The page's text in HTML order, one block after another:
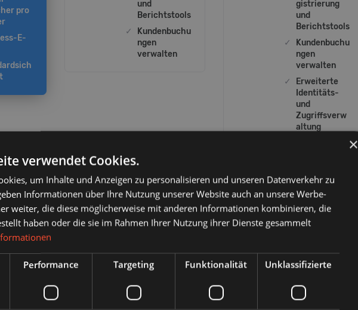
pro
E-
und
Berichtstools
✓
Kundenbuchu
ngen
verwalten
gistrierung
und
Berichtstools
✓
Kundenbuchu
ngen
verwalten
✓
Erweiterte
Identitäts-
und
Zugriffsverw
altung
ungen, um
Viren und
Phishing
abzuwehren
✓ Endpunktsch
×
verwendet Cookies.
um Inhalte und Anzeigen zu personalisieren und unseren Datenverkehr zu
Informationen über Ihre Nutzung unserer Website auch an unsere Werbe-
weiter, die diese möglicherweise mit anderen Informationen kombinieren, die
haben oder die sie im Rahmen Ihrer Nutzung ihrer Dienste gesammelt
Performance Targeting Funktionalität Unklassifizierte